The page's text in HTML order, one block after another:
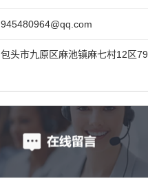
945480964@qq.com
头市九原区麻池镇麻七村12区79